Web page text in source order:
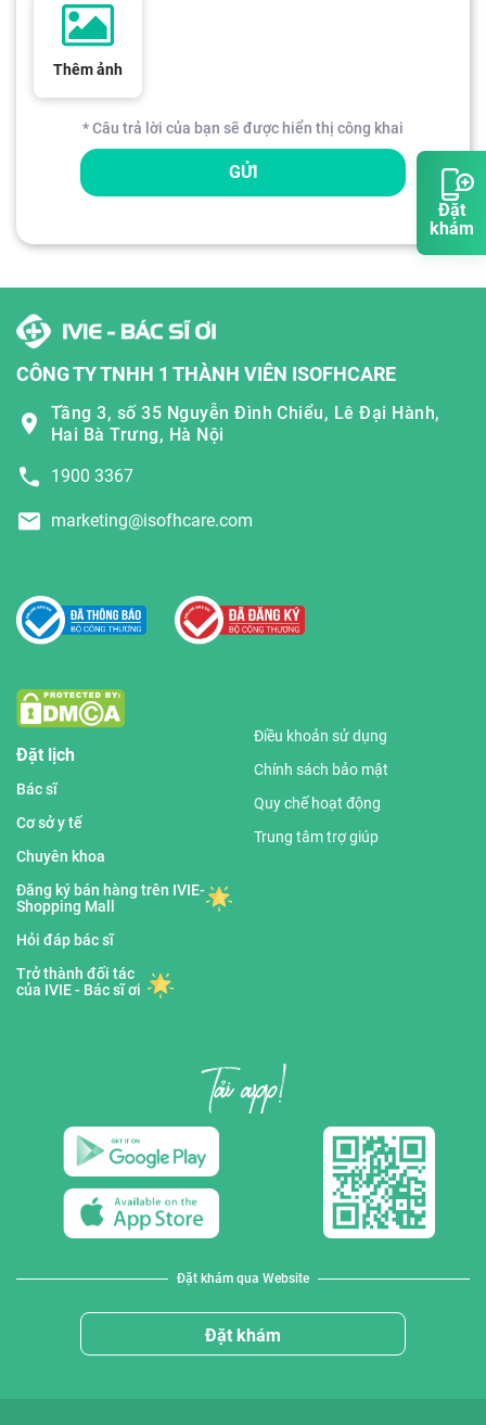
Đặt
khám
Thêm ảnh
* Câu trả lời của bạn sẽ được hiển thị công khai
GỬI
CÔNG TY TNHH 1 THÀNH VIÊN ISOFHCARE
Tầng 3, số 35 Nguyễn Đình Chiểu, Lê Đại Hành,
Hai Bà Trưng, Hà Nội
1900 3367
marketing@isofhcare.com
Đặt lịch
Bác sĩ
Cơ sở y tế
Chuyên khoa
Đăng ký bán hàng trên IVIE-
Shopping Mall
Hỏi đáp bác sĩ
Trở thành đối tác
của IVIE - Bác sĩ ơi
Điều khoản sử dụng
Chính sách bảo mật
Quy chế hoạt động
Trung tâm trợ giúp
Đặt khám qua Website
Đặt khám